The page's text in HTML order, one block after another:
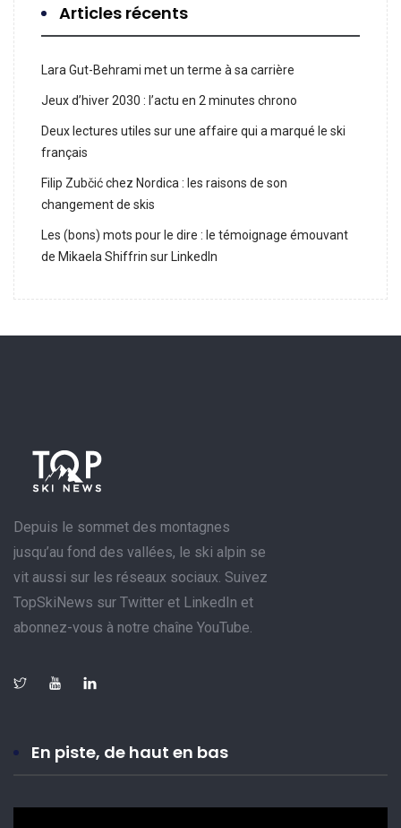
Articles récents
Lara Gut-Behrami met un terme à sa carrière
Jeux d’hiver 2030 : l’actu en 2 minutes chrono
Deux lectures utiles sur une affaire qui a marqué le ski
français
Filip Zubčić chez Nordica : les raisons de son
changement de skis
Les (bons) mots pour le dire : le témoignage émouvant
de Mikaela Shiffrin sur LinkedIn
Depuis le sommet des montagnes
jusqu’au fond des vallées, le ski alpin se
vit aussi sur les réseaux sociaux. Suivez
TopSkiNews sur Twitter et LinkedIn et
abonnez-vous à notre chaîne YouTube.
En piste, de haut en bas